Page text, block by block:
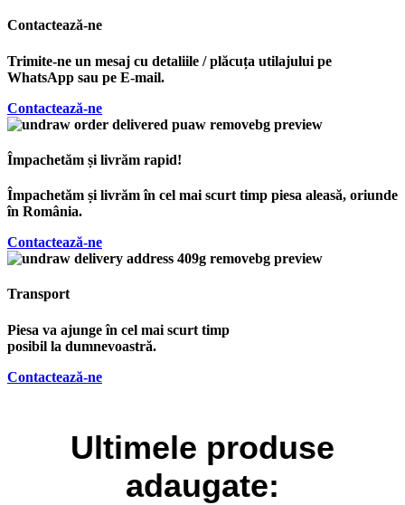
Contactează-ne
Trimite-ne un mesaj cu detaliile / plăcuța utilajului pe
WhatsApp sau pe E-mail.
Contactează-ne
Împachetăm și livrăm rapid!
Împachetăm și livrăm în cel mai scurt timp piesa aleasă, oriunde
în România.
Contactează-ne
Transport
Piesa va ajunge în cel mai scurt timp
posibil la dumnevoastră.
Contactează-ne
Ultimele produse
adaugate: